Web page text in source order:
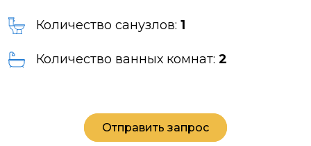
Количество санузлов: 1
Количество ванных комнат: 2
Отправить запрос